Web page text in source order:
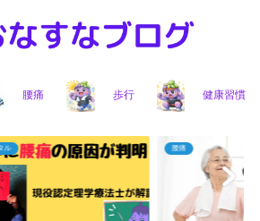
腰痛 歩行 健康習慣
ル 腰痛